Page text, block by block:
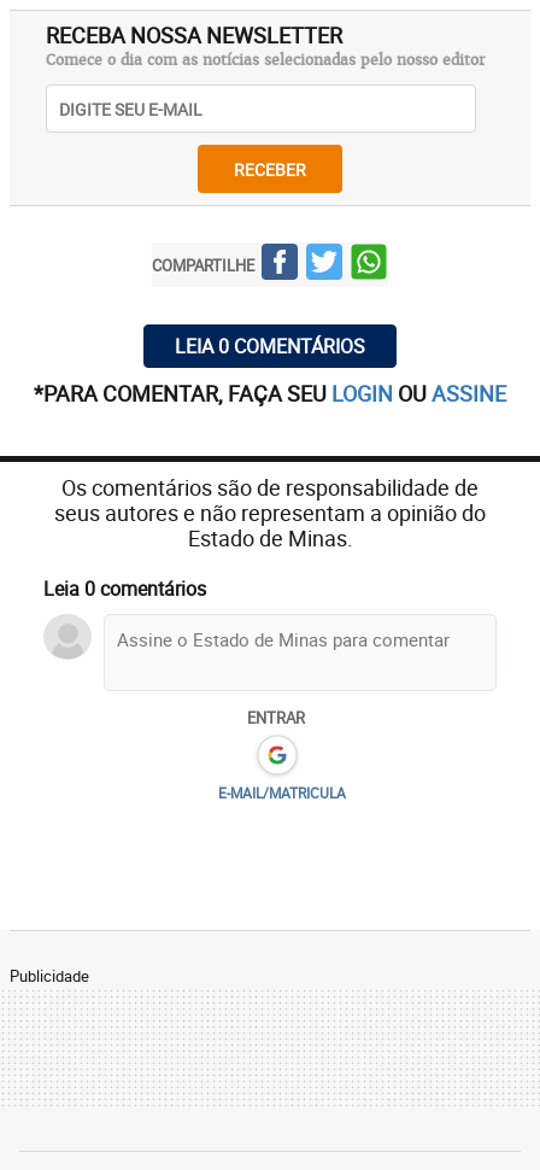
RECEBA NOSSA NEWSLETTER
Comece o dia com as notícias selecionadas pelo nosso editor
RECEBER
COMPARTILHE
LEIA 0 COMENTÁRIOS
*PARA COMENTAR, FAÇA SEU LOGIN OUASSINE
Os comentários são de responsabilidade de
seus autores e não representam a opinião do
Estado de Minas.
Leia 0 comentários
ENTRAR
E-MAIL/MATRICULA
Publicidade